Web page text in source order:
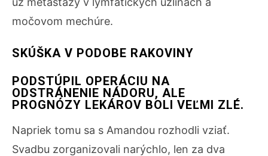
močovom mechúre.
SKÚŠKA V PODOBE RAKOVINY
PODSTÚPIL OPERÁCIU NA
ODSTRÁNENIE NÁDORU, ALE
PROGNÓZY LEKÁROV BOLI VEĽMI ZLÉ.
Napriek tomu sa s Amandou rozhodli vziať.
Svadbu zorganizovali narýchlo, len za dva